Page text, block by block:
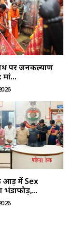
पर जनकल्याण
आड़ में Sex